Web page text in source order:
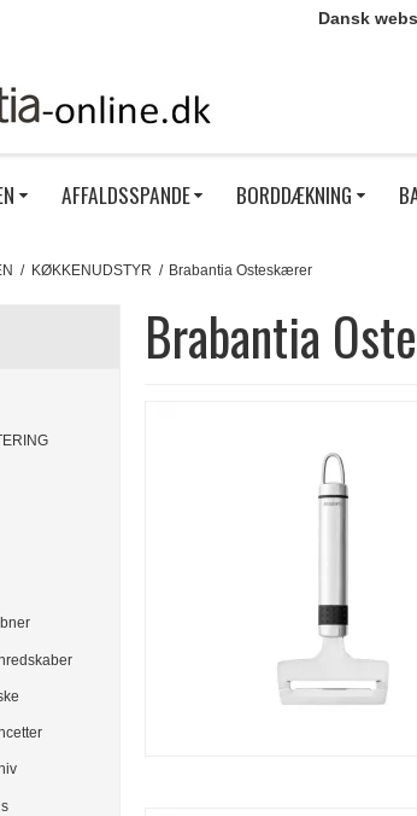
Dansk
AFFALDSSPANDE BORDDÆKNING
/ KØKKENUDSTYR / Brabantia Osteskærer
Brabantia